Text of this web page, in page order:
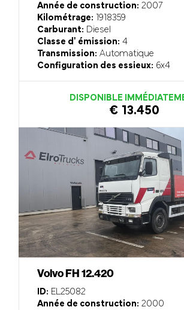
Année de construction: 2007
Kilométrage: 1918359
Carburant: Diesel
Classe d' émission: 4
Transmission: Automatique
Configuration des essieux: 6x4
DISPONIBLE
€ 13.450
Volvo FH 12.420
ID: EL25082
Année de construction: 2000